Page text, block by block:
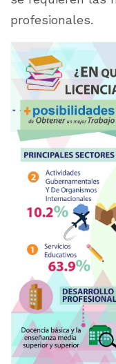
profesionales.